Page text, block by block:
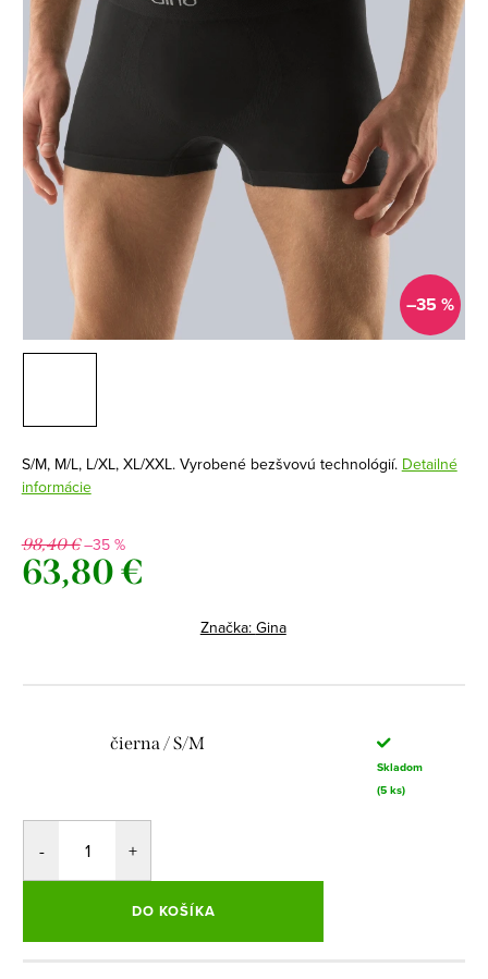
–35 %
S/M, M/L, L/XL, XL/XXL. Vyrobené bezšvovú technológií. Detailné
informácie
98,40 €–35 %
63,80 €
Značka: Gina
čierna / S/M
Skladom
(5 ks)
DO KOŠÍKA